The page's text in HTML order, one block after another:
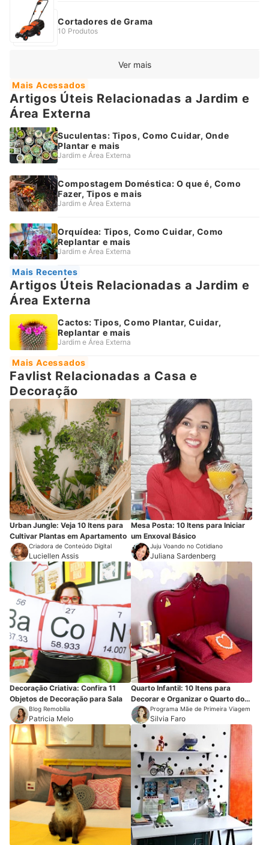
Cortadores de Grama
10 Produtos
Ver mais
Mais Acessados
Artigos Úteis Relacionadas a Jardim e
Área Externa
Suculentas: Tipos, Como Cuidar, Onde
Plantar e mais
Jardim e Área Externa
Compostagem Doméstica: O que é, Como
Fazer, Tipos e mais
Jardim e Área Externa
Orquídea: Tipos, Como Cuidar, Como
Replantar e mais
Jardim e Área Externa
Mais Recentes
Artigos Úteis Relacionadas a Jardim e
Área Externa
Cactos: Tipos, Como Plantar, Cuidar,
Replantar e mais
Jardim e Área Externa
Mais Acessados
Favlist Relacionadas a Casa e
Decoração
Urban Jungle: Veja 10 Itens para
Cultivar Plantas em Apartamento
Criadora de Conteúdo Digital
Luciellen Assis
Mesa Posta: 10 Itens para Iniciar
um Enxoval Básico
Juju Voando no Cotidiano
Juliana Sardenberg
Decoração Criativa: Confira 11
Objetos de Decoração para Sala
Blog Remobília
Patricia Melo
Quarto Infantil: 10 Itens para
Decorar e Organizar o Quarto dos
PequenosPrograma Mãe de Primeira Viagem
Silvia Faro